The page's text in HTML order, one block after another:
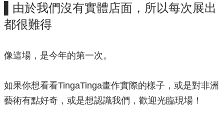
▌由於我們沒有實體店面，所以每次展出
都很難得
像這場，是今年的第一次。
如果你想看看TingaTinga畫作實際的樣子，或是對非洲
藝術有點好奇，或是想認識我們，歡迎光臨現場！